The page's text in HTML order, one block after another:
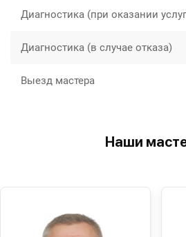
Диагностика (при оказании
Диагностика (в случае отказа)
Выезд мастера
Наши